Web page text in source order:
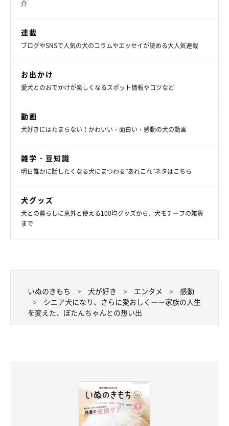
介
連載
ブログやSNSで人気の犬のコラムやエッセイが読める大人気連載
お出かけ
愛犬とのおでかけが楽しくなるスポット情報やコツなど
動画
犬好きにはたまらない！かわいい・面白い・感動の犬の動画
雑学・豆知識
明日誰かに話したくなる犬にまつわる”あれこれ”ネタはこちら
犬グッズ
犬との暮らしに意外と使える100均グッズから、犬モチーフの雑貨
まで
いぬのきもち 犬が好き エンタメ
感動
シニア犬になり、さらに愛おしくーー家族の人生
を変えた、ぼたんちゃんとの想い出